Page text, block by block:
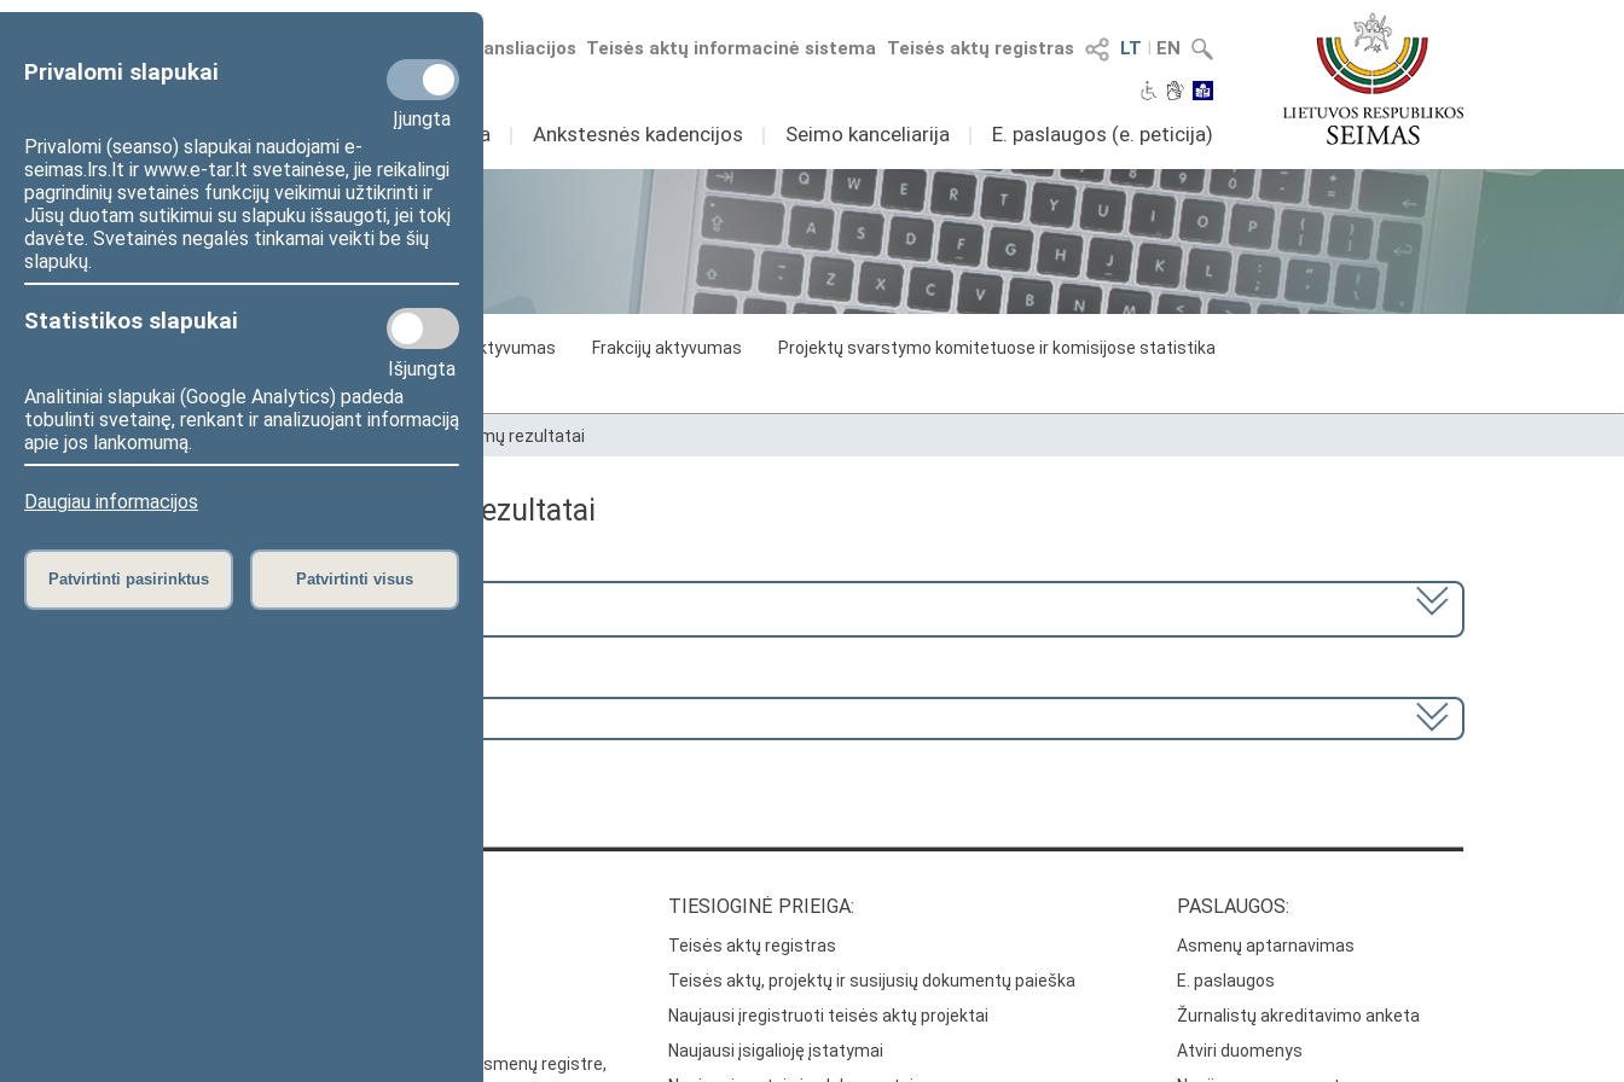
Privalomi slapukai
Įjungta
Privalomi (seanso) slapukai naudojami e-
seimas.lrs.lt ir www.e-tar.lt svetainėse, jie reikalingi
pagrindinių svetainės funkcijų veikimui užtikrinti ir
Jūsų duotam sutikimui su slapuku išsaugoti, jei tokį
davėte. Svetainės negalės tinkamai veikti be šių
slapukų.
Statistikos slapukai
Išjungta
Analitiniai slapukai (Google Analytics) padeda
tobulinti svetainę, renkant ir analizuojant informaciją
apie jos lankomumą.
Daugiau informacijos
Patvirtinti pasirinktus Patvirtinti visus
LT I EN
Teisės aktų registras
Teisės aktų informacinė sistema
Numatomos transliacijos
Sudėtis Veikla I Ankstesnės kadencijos I Seimo kanceliarija I E. paslaugos (e. peticija)
Statistika
Seimo narių aktyvumas Frakcijų aktyvumas
Projektų svarstymo komitetuose ir komisijose statistika
Seimo narių balsavimų rezultatai
Pradžia Seimo narių balsavimų rezultatai
Seimo narių balsavimų rezultatai
Pasirinkite kadenciją:
2024–2028 metų kadencija
Duomenys kaupiami ir saugomi Juridinių asmenų registre,
TIESIOGINĖ PRIEIGA:
Teisės aktų registras
Teisės aktų, projektų ir susijusių dokumentų paieška
Naujausi įregistruoti teisės aktų projektai
Naujausi įsigalioję įstatymai
PASLAUGOS:
Asmenų aptarnavimas
E. paslaugos
Žurnalistų akreditavimo anketa
Atviri duomenys